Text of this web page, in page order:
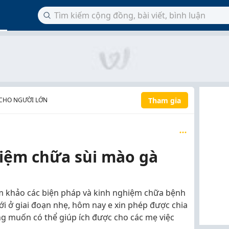
NGƯỜI LỚN Tham gia
chữa sùi mào gà
khảo các biện pháp và kinh nghiệm chữa bệnh
ở giai đoạn nhẹ, hôm nay e xin phép được chia
muốn có thể giúp ích được cho các mẹ việc